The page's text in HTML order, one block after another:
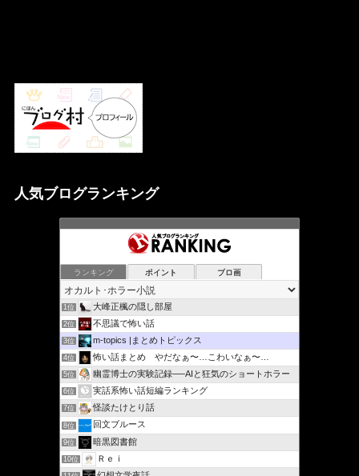
人気ブログランキング
ランキング ポイント ブロ画
1位 大峰正楓の隠し部屋
2位 不思議で怖い話
3位 m-topics |まとめトピックス
4位 怖い話まとめ やだなぁ〜…こわいなぁ〜…
5位 幽霊博士の実験記録──AIと狂気のショートホラー
6位 実話系怖い話短編ランキング
7位 怪談たけとり話
8位 回文ブルース
9位 暗黒図書館
10位 Ｒｅｉ